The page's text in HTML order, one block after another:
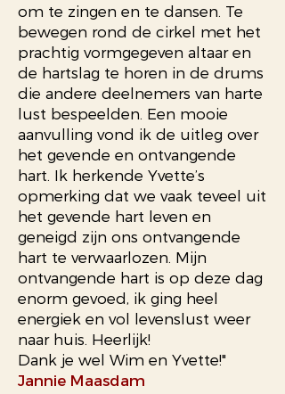
om te zingen en te dansen. Te
bewegen rond de cirkel met het
prachtig vormgegeven altaar en
de hartslag te horen in de drums
die andere deelnemers van harte
lust bespeelden. Een mooie
aanvulling vond ik de uitleg over
het gevende en ontvangende
hart. Ik herkende Yvette’s
opmerking dat we vaak teveel uit
het gevende hart leven en
geneigd zijn ons ontvangende
hart te verwaarlozen. Mijn
ontvangende hart is op deze dag
enorm gevoed, ik ging heel
energiek en vol levenslust weer
naar huis. Heerlijk!
Dank je wel Wim en Yvette!"
Jannie Maasdam